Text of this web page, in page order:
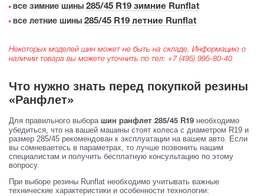
все зимние шины 285/45 R19 зимние Runflat
все летние шины 285/45 R19 летние Runflat
Некоторых моделей шин может не быть на складе. Информацию о
наличии товара вы можете уточнить по тел: +7 (495) 995-80-40
Что нужно знать перед покупкой резины
«Ранфлет»
Для правильного выбора шин ранфлет 285/45 R19 необходимо
убедиться, что на вашей машины стоят колеса с диаметром R19 и
размер 285/45 рекомендован к эксплуатации на вашем авто. Если
вы сомневаетесь в параметрах, то лучше позвонить нашим
специалистам и получить бесплатную консультацию по этому
вопросу.
При выборе резины Runflat необходимо учитывать важные
технические характеристики и особенности технологии: